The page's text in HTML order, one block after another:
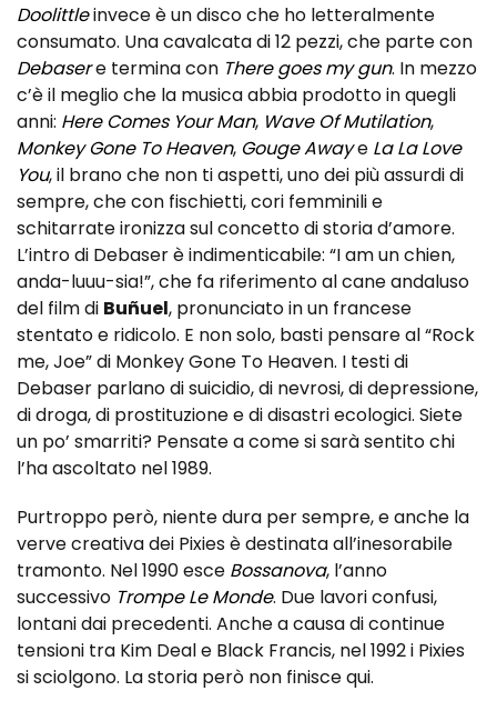
Doolittleinvece è un disco che ho letteralmente
consumato. Una cavalcata di 12 pezzi, che parte con
Debasere termina con There goes my gun. In mezzo
c’è il meglio che la musica abbia prodotto in quegli
anni: Here Comes Your Man, Wave Of Mutilation,
Monkey Gone To Heaven, GougeAwaye La La Love
You, il brano che non ti aspetti, uno dei più assurdi di
sempre, che con fischietti, cori femminili e
schitarrate ironizza sul concetto di storia d’amore.
L’intro di Debaser è indimenticabile: “I am un chien,
anda-luuu-sia!”, che fa riferimento al cane andaluso
del film di Buñuel, pronunciato in un francese
stentato e ridicolo. E non solo, basti pensare al “Rock
me, Joe” di Monkey Gone To Heaven. I testi di
Debaser parlano di suicidio, di nevrosi, di depressione,
di droga, di prostituzione e di disastri ecologici. Siete
un po’ smarriti? Pensate a come si sarà sentito chi
l’ha ascoltato nel 1989.
Purtroppo però, niente dura per sempre, e anche la
verve creativa dei Pixies è destinata all’inesorabile
tramonto. Nel 1990 esce Bossanova, l’anno
successivo Trompe Le Monde. Due lavori confusi,
lontani dai precedenti. Anche a causa di continue
tensioni tra Kim Deal e Black Francis, nel 1992 i Pixies
si sciolgono. La storia però non finisce qui.